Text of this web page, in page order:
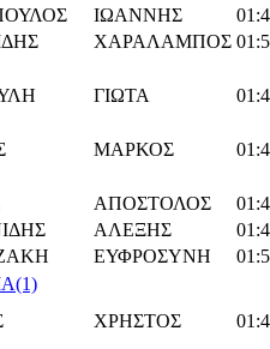
ΙΩΑΝΝΗΣ
ΧΑΡΑΛΑΜΠΟΣ
ΓΙΩΤΑ
ΜΑΡΚΟΣ
ΑΠΟΣΤΟΛΟΣ
ΑΛΕΞΗΣ
ΕΥΦΡΟΣΥΝΗ
(1)
ΧΡΗΣΤΟΣ